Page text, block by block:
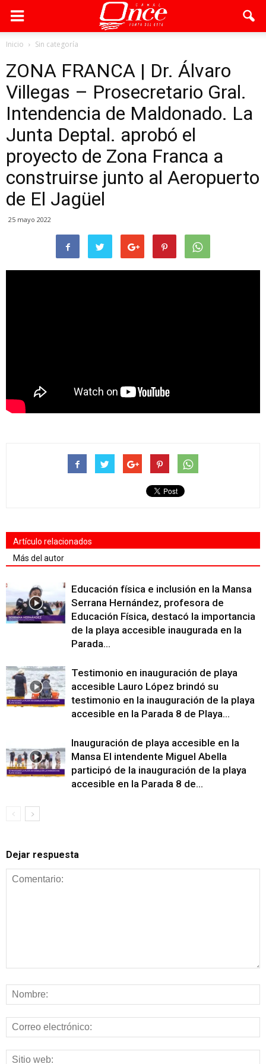
Inicio Sin categoría
ZONA FRANCA | Dr. Álvaro
Villegas – Prosecretario Gral.
Intendencia de Maldonado. La
Junta Deptal. aprobó el
proyecto de Zona Franca a
construirse junto al Aeropuerto
de El Jagüel
25 mayo 2022
Artículo relacionados
Más del autor
Educación física e inclusión en la Mansa
Serrana Hernández, profesora de
Educación Física, destacó la importancia
de la playa accesible inaugurada en la
Parada...
Testimonio en inauguración de playa
accesible Lauro López brindó su
testimonio en la inauguración de la playa
accesible en la Parada 8 de Playa...
Inauguración de playa accesible en la
Mansa El intendente Miguel Abella
participó de la inauguración de la playa
accesible en la Parada 8 de...
Dejar respuesta